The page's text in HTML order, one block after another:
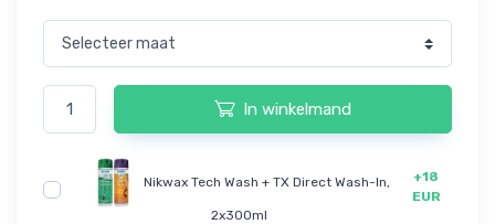
In winkelmand
Nikwax Tech Wash + TX Direct Wash-In,
2x300ml
+18
EUR